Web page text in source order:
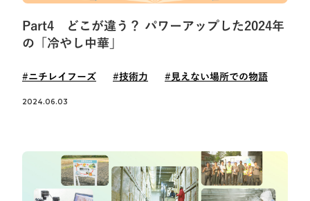
Part4 どこが違う？ パワーアップした2024年
の「冷やし中華」
#ニチレイフーズ #技術力 #見えない場所での物語
2024.06.03